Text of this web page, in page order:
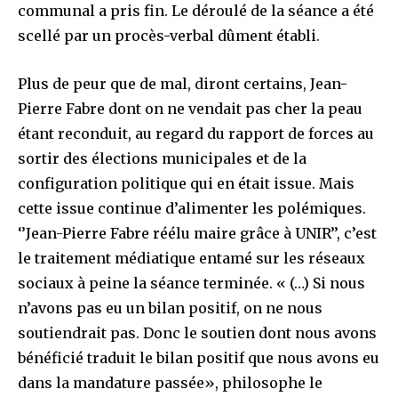
communal a pris fin. Le déroulé de la séance a été
scellé par un procès-verbal dûment établi.
Plus de peur que de mal, diront certains, Jean-
Pierre Fabre dont on ne vendait pas cher la peau
étant reconduit, au regard du rapport de forces au
sortir des élections municipales et de la
configuration politique qui en était issue. Mais
cette issue continue d’alimenter les polémiques.
‘’Jean-Pierre Fabre réélu maire grâce à UNIR’’, c’est
le traitement médiatique entamé sur les réseaux
sociaux à peine la séance terminée. « (…) Si nous
n’avons pas eu un bilan positif, on ne nous
soutiendrait pas. Donc le soutien dont nous avons
bénéficié traduit le bilan positif que nous avons eu
dans la mandature passée», philosophe le